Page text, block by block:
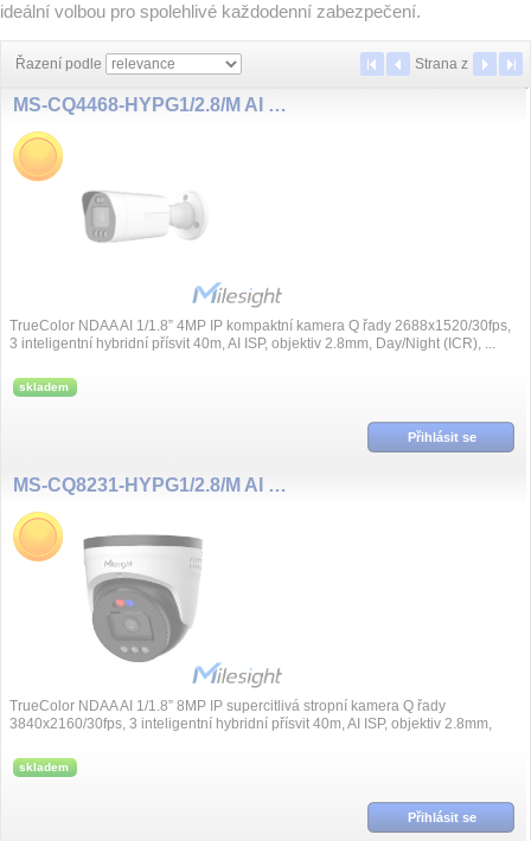
ideální volbou pro spolehlivé každodenní zabezpečení.
Řazení podle Strana z
MS-CQ4468-HYPG1/2.8/M AI NDAA 4MP/30fps 2,8mm, TrueColor
TrueColor NDAA AI 1/1.8” 4MP IP kompaktní kamera Q řady 2688x1520/30fps,
3 inteligentní hybridní přísvit 40m, AI ISP, objektiv 2.8mm, Day/Night (ICR), ...
skladem
Přihlásit se
MS-CQ8231-HYPG1/2.8/M AI NDAA 8MP/30fps 2,8mm, TrueColor
TrueColor NDAA AI 1/1.8” 8MP IP supercitlivá stropní kamera Q řady
3840x2160/30fps, 3 inteligentní hybridní přísvit 40m, AI ISP, objektiv 2.8mm,
skladem
Přihlásit se